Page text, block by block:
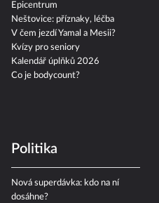
Epicentrum
Neštovice: příznaky, léčba
V čem jezdí Yamal a Mesii?
Kvízy pro seniory
Kalendář úplňků 2026
Nová superdávka: kdo na ní